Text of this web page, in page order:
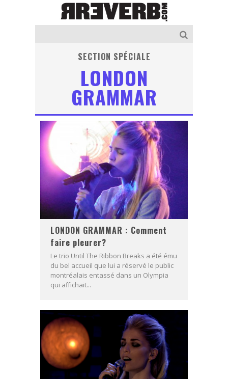
SECTION SPÉCIALE
LONDON
GRAMMAR
LONDON GRAMMAR : Comment
faire pleurer?
Le trio Until The Ribbon Breaks a été ému
du bel accueil que lui a réservé le public
montréalais entassé dans un Olympia
qui affichait...